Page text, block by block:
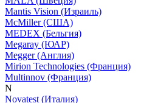
Mantis Vision (Израиль)
McMiller (США)
MEDEX (Бельгия)
Megaray (ЮАР)
Megger (Англия)
Mirion Technologies (Франция)
Multinnov (Франция)
N
Novatest (Италия)